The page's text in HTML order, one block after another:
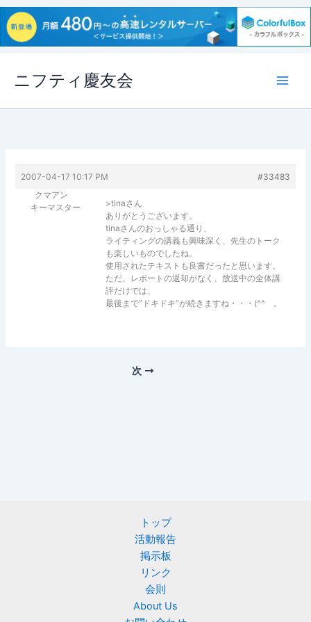
ス
ニフティ慶友会
2007-04-17 10:17 PM
#33483
クマアン
キーマスター
>tinaさん
ありがとうございます。
tinaさんのおっしゃる通り、
ライティングの講義も興味深く、先生のトーク
も楽しいものでしたね。
使用されたテキストも良書だったと思います。
ただ、レポートの返却がなく、放送中の全体講
評だけでは、
最後まで”ドキドキ”が続きますね・・・(^^ゞ。
次
トップ
活動報告
掲示板
リンク
会則
About Us